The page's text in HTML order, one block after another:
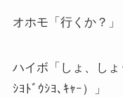
オホモ「行くか？」
ハイボ「しょ、し
ｼﾖﾄﾞｳｼﾖ､ｷｬｰ）」